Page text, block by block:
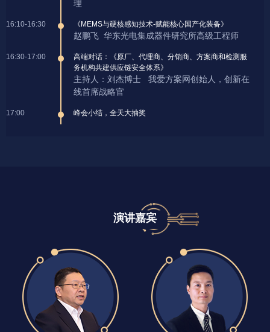
理
16:10-16:30 《MEMS与硬核感知技术-赋能核心国产化装备》
赵鹏飞 华东光电集成器件研究所高级工程师
16:30-17:00
高端对话：《原厂、代理商、分销商、方案商和检测服
务机构共建供应链安全体系》
主持人：刘杰博士 我爱方案网创始人，创新在
线首席战略官
17:00 峰会小结，全天大抽奖
演讲嘉宾